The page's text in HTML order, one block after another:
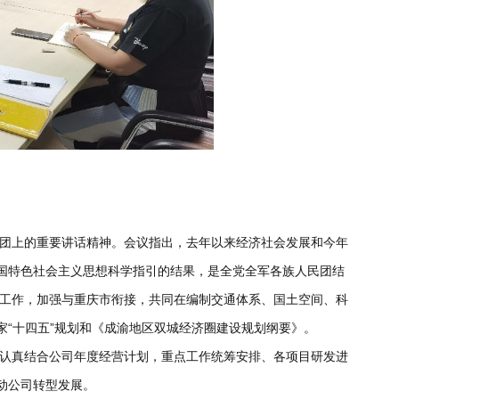
的重要讲话精神。会议指出，去年以来经济社会发展和今年
色社会主义思想科学指引的结果，是全党全军各族人民团结
作，加强与重庆市衔接，共同在编制交通体系、国土空间、科
四五”规划和《成渝地区双城经济圈建设规划纲要》。
结合公司年度经营计划，重点工作统筹安排、各项目研发进
司转型发展。